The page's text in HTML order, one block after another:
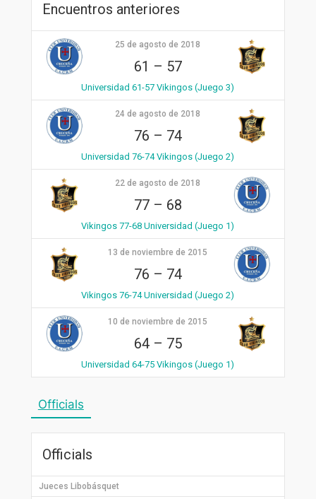
Encuentros anteriores
25 de agosto de 2018
61 – 57
Universidad 61-57 Vikingos (Juego 3)
24 de agosto de 2018
76 – 74
Universidad 76-74 Vikingos (Juego 2)
22 de agosto de 2018
77– 68
Vikingos 77-68 Universidad (Juego 1)
13 de noviembre de 2015
76 – 74
Vikingos 76-74 Universidad (Juego 2)
10 de noviembre de 2015
64– 75
Universidad 64-75 Vikingos (Juego 1)
Officials
Officials
Jueces Libobásquet